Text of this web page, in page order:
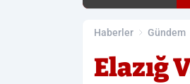
Haberler Gündem
Elazığ